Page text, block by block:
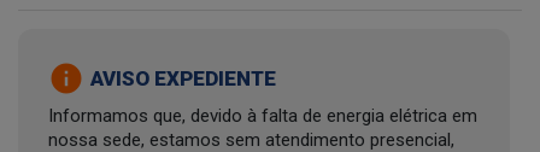
info AVISO EXPEDIENTE
Informamos que, devido à falta de energia elétrica em
nossa sede, estamos sem atendimento presencial,